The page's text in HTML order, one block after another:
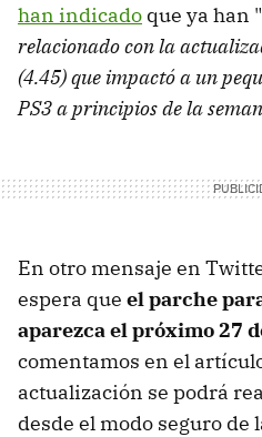
han indicado que ya han "
relacionado con la
(4.45) que impactó a un
PS3 a principios de la
En otro mensaje en
espera que el parche
aparezca el próximo 27
comentamos en el
actualización se podrá
desde el modo seguro de